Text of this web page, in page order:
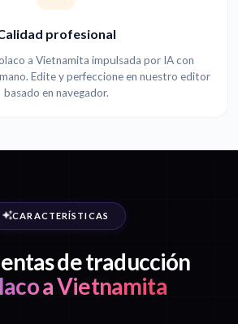
profesional
a Vietnamita impulsada por IA con
Edite y perfeccione en nuestro editor
basado en navegador.
CARACTERÍSTICAS
de traducción
a Vietnamita